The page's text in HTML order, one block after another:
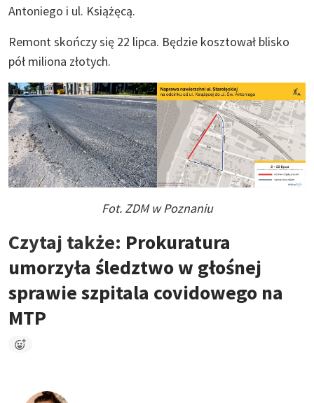
Antoniego i ul. Książęcą.
Remont skończy się 22 lipca. Będzie kosztował blisko
pół miliona złotych.
Fot. ZDM w Poznaniu
Czytaj także: Prokuratura
umorzyła śledztwo w głośnej
sprawie szpitala covidowego na
MTP